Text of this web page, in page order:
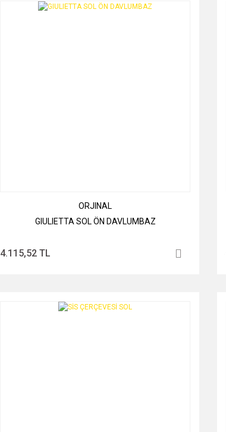
ORJINAL
GIULIETTA SOL ÖN DAVLUMBAZ
4.115,52 TL